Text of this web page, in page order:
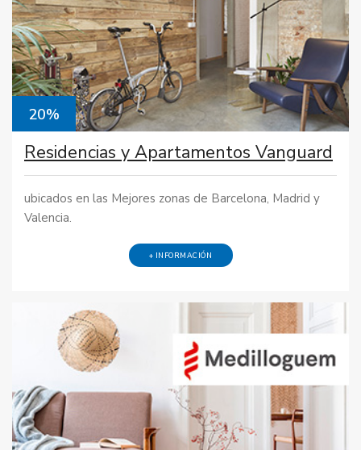
20%
Residencias y Apartamentos Vanguard
ubicados en las Mejores zonas de Barcelona, Madrid y
Valencia.
+ INFORMACIÓN